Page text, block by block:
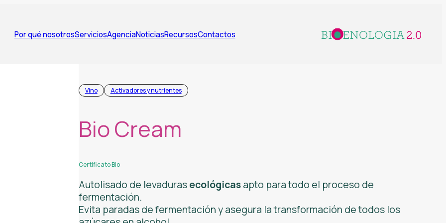
Por qué nosotrosServiciosAgenciaNoticiasRecursosContactos
Vino Activadores y nutrientes
Bio Cream
Certificato Bio
Autolisado de levadurasecológicasapto para todo el proceso de
fermentación.
Evita paradas de fermentación y asegura la transformación de todos los